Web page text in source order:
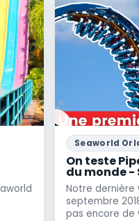
Seaworld
On teste
du monde -
Notre dernière
septembre
pas encore de